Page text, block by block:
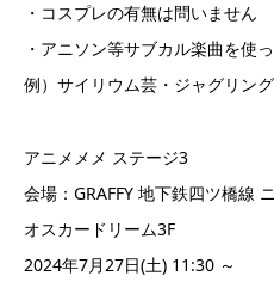
・コスプレの有無は問いません
・アニソン等サブカル楽曲を使
例）サイリウム芸・ジャグリン
アニメメメ ステージ3
会場：GRAFFY 地下鉄四ツ橋線
オスカードリーム3F
2024年7月27日(土) 11:30 ～